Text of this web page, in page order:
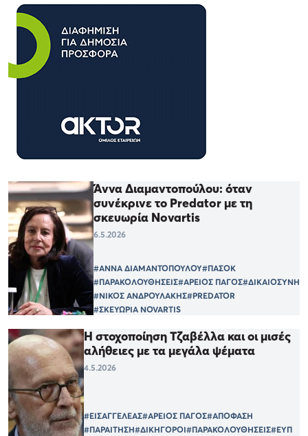
Άννα Διαμαντοπούλου: όταν
συνέκρινε το Predator με τη
σκευωρία Novartis
6.5.2026
#ΑΝΝΑ ΔΙΑΜΑΝΤΟΠΟΥΛΟΥ#ΠΑΣΟΚ
#ΠΑΡΑΚΟΛΟΥΘΗΣΕΙΣ#ΑΡΕΙΟΣ ΠΑΓΟΣ#ΔΙΚΑΙΟΣΥΝΗ
#ΝΙΚΟΣ ΑΝΔΡΟΥΛΑΚΗΣ#PREDATOR
#ΣΚΕΥΩΡΙΑ NOVARTIS
Η στοχοποίηση Τζαβέλλα και οι μισές
αλήθειες με τα μεγάλα ψέματα
4.5.2026
#ΕΙΣΑΓΓΕΛΕΑΣ#ΑΡΕΙΟΣ ΠΑΓΟΣ#ΑΠΟΦΑΣΗ
#ΠΑΡΑΙΤΗΣΗ#ΔΙΚΗΓΟΡΟΙ#ΠΑΡΑΚΟΛΟΥΘΗΣΕΙΣ#ΕΥΠ